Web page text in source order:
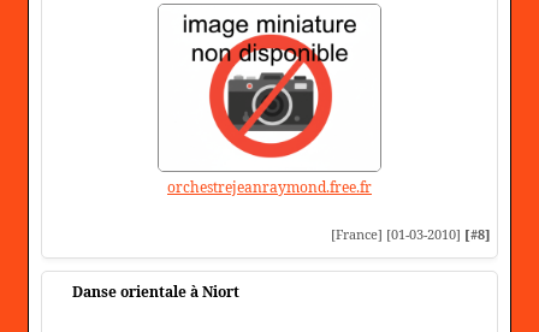
orchestrejeanraymond.free.fr
[France] [01-03-2010] [#8]
Danse orientale à Niort